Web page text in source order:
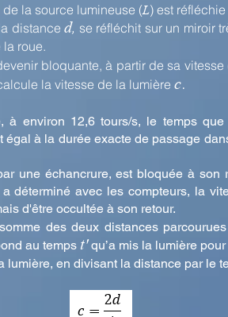
la source lumineuse (L) est
distanced, se réfléchit sur un miroir
roue.
bloquante, à partir de sa
la vitesse de la lumière c.
à environ 12,6 tours/s, le temps
à la durée exacte de passage
une échancrure, est bloquée à son
déterminé avec les compteurs, la
d'être occultée à son retour.
des deux distances
au temps t'qu’a mis la lumière
lumière, en divisant la distance par le